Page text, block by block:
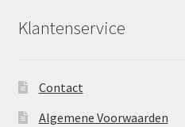
Klantenservice
Contact
Algemene Voorwaarden